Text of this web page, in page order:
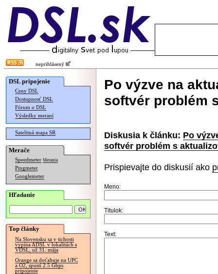
neprihlásený
DSL pripojenie
Ceny DSL
Dostupnosť DSL
Fórum o DSL
Výsledky meraní
Satelitná mapa SR
Merače
Speedmeter Merania
Pingmeter
Googlemeter
Hľadanie
Top články
Na Slovensku sa v tichosti
vypína ADSL v lokalitách s
VDSL, už 31. mája
Orange sa doťahuje na UPC
a O2, spustí 2.5 Gbps
pripojenie
Po výzve na
softvér problém
Diskusia k článku: Po
softvér problém s
Prispievajte do diskusií ako
Meno:
Titulok:
Text: